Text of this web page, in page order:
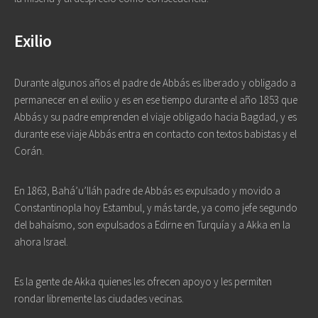
Exilio
Durante algunos años el padre de Abbás es liberado y obligado a
permanecer en el exilio y es en ese tiempo durante el año 1853 que
Abbás y su padre emprenden el viaje obligado hacia Bagdad, y es
durante ese viaje Abbás entra en contacto con textos babistas y el
Corán.
En 1863, Bahá’u’lláh padre de Abbás es expulsado y movido a
Constantinopla hoy Estambul, y más tarde, ya como jefe segundo
del bahaísmo, son expulsados a Edirne en Turquía y a Akka en la
ahora Israel.
Es la gente de Akka quienes les ofrecen apoyo y les permiten
rondar libremente las ciudades vecinas.